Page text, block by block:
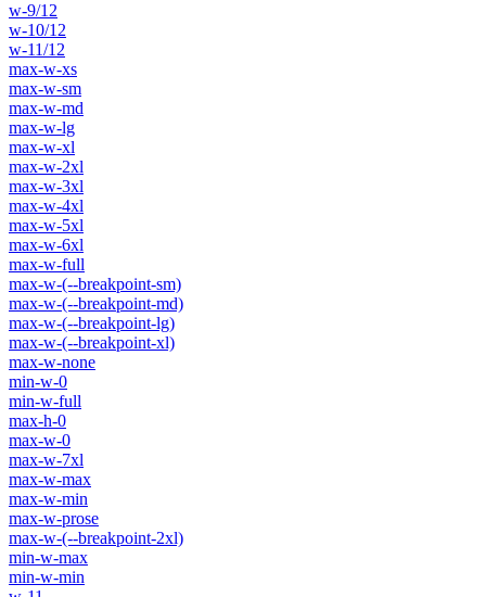
w-9/12
w-10/12
w-11/12
max-w-xs
max-w-sm
max-w-md
max-w-lg
max-w-xl
max-w-2xl
max-w-3xl
max-w-4xl
max-w-5xl
max-w-6xl
max-w-full
max-w-(--breakpoint-sm)
max-w-(--breakpoint-md)
max-w-(--breakpoint-lg)
max-w-(--breakpoint-xl)
max-w-none
min-w-0
min-w-full
max-h-0
max-w-0
max-w-7xl
max-w-max
max-w-min
max-w-prose
max-w-(--breakpoint-2xl)
min-w-max
min-w-min